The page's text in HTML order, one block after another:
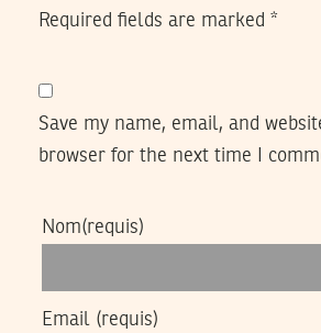
Required fields are marked *
Save my name, email, and
browser for the next time I
Nom(requis)
Email (requis)